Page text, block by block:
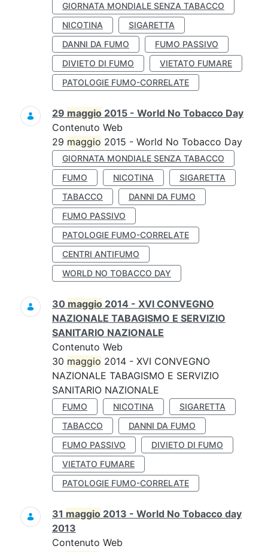
GIORNATA MONDIALE SENZA TABACCO
NICOTINA
SIGARETTA
DANNI DA FUMO
FUMO PASSIVO
DIVIETO DI FUMO
VIETATO FUMARE
PATOLOGIE FUMO-CORRELATE
29 maggio 2015 - World No Tobacco Day
Contenuto Web
29 maggio 2015 - World No Tobacco Day
GIORNATA MONDIALE SENZA TABACCO
FUMO
NICOTINA
SIGARETTA
TABACCO
DANNI DA FUMO
FUMO PASSIVO
PATOLOGIE FUMO-CORRELATE
CENTRI ANTIFUMO
WORLD NO TOBACCO DAY
30 maggio 2014 - XVI CONVEGNO
NAZIONALE TABAGISMO E SERVIZIO
SANITARIO NAZIONALE
Contenuto Web
30 maggio 2014 - XVI CONVEGNO
NAZIONALE TABAGISMO E SERVIZIO
SANITARIO NAZIONALE
FUMO NICOTINA
SIGARETTA
TABACCO
DANNI DA FUMO
FUMO PASSIVO
DIVIETO DI FUMO
VIETATO FUMARE
PATOLOGIE FUMO-CORRELATE
31 maggio 2013 - World No Tobacco day
2013
Contenuto Web